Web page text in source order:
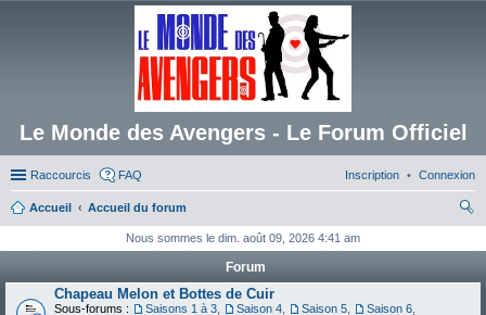
Le Monde des Avengers - Le Forum Officiel
Raccourcis FAQ Connexion
Inscription
Accueil
Accueil du forum
ch
Nous sommes le dim. août 09, 2026 4:41 am
Forum
Chapeau Melon et Bottes de Cuir
Sous-forums : Saisons 1 à 3 Saison 4 Saison 5 Saison 6